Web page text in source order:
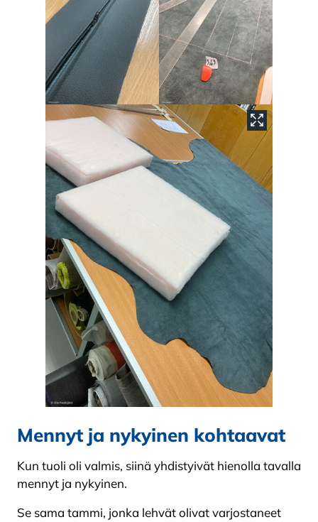
Mennyt ja nykyinen kohtaavat
Kun tuoli oli valmis, siinä yhdistyivät hienolla tavalla
mennyt ja nykyinen.
Se sama tammi, jonka lehvät olivat varjostaneet